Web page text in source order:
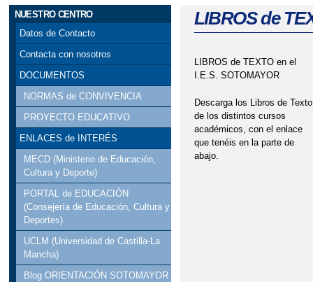
NUESTRO CENTRO
Datos de Contacto
Contacta con nosotros
DOCUMENTOS
NORMAS de CONVIVENCIA
PROYECTO EDUCATIVO
ENLACES de INTERÉS
MECD (Ministerio de Educación,
Cultura y Deporte)
PORTAL de EDUCACIÓN
(Consejería de Educación, Cultura y
Deportes)
UCLM (Universidad de Castilla-La
Mancha)
Blog ORIENTACIÓN SOTOMAYOR
LIBROS de
LIBROS de TEXTO en el
I.E.S. SOTOMAYOR
Descarga los Libros de Texto
de los distintos cursos
académicos, con el enlace
que tenéis en la parte de
abajo.